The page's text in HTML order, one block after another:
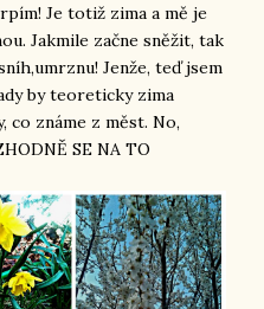
Je totiž zima a mě je
Jakmile začne sněžit, tak
Jenže, teď jsem
by teoreticky zima
co známe z měst. No,
SE NA TO